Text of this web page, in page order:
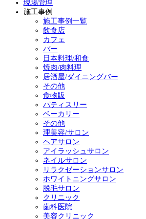
現場管理
施工事例
施工事例一覧
飲食店
カフェ
バー
日本料理/和食
焼肉/肉料理
居酒屋/ダイニングバー
その他
食物販
パティスリー
ベーカリー
その他
理美容/サロン
ヘアサロン
アイラッシュサロン
ネイルサロン
リラクゼーションサロン
ホワイトニングサロン
脱毛サロン
クリニック
歯科医院
美容クリニック